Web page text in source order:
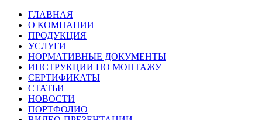
ГЛАВНАЯ
О КОМПАНИИ
ПРОДУКЦИЯ
УСЛУГИ
НОРМАТИВНЫЕ ДОКУМЕНТЫ
ИНСТРУКЦИИ ПО МОНТАЖУ
СЕРТИФИКАТЫ
СТАТЬИ
НОВОСТИ
ПОРТФОЛИО